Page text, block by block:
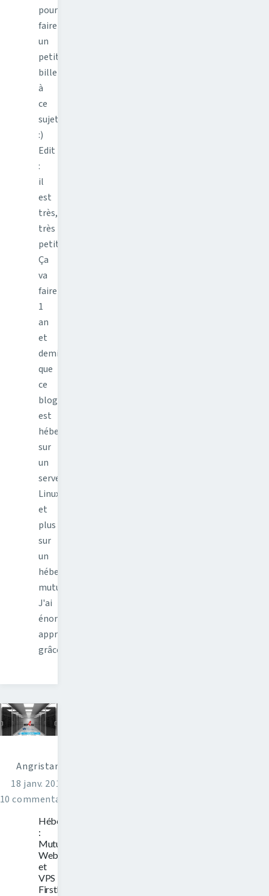
pour
faire
un
petit
billet
à
ce
sujet.
:)
Edit
:
il
est
très,
très
petit.
Ça
va
faire
1
an
et
demi
que
ce
blog
est
hébergé
sur
un
serveur
Linux
et
plus
sur
un
hébergement
mutualisé.
J'ai
énormément
appris
grâce…
Angristan
18 janv. 2015
10 commentaires
Hébergement
:
Mutualisé
Web4All
et
VPS
FirstHeberg